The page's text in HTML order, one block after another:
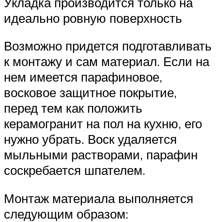
идеально ровную поверхность
Возможно придется подготавливать
к монтажу и сам материал. Если на
нем имеется парафиновое,
восковое защитное покрытие,
перед тем как положить
керамогранит на пол на кухню, его
нужно убрать. Воск удаляется
мыльными растворами, парафин
соскребается шпателем.
Монтаж материала выполняется
следующим образом: